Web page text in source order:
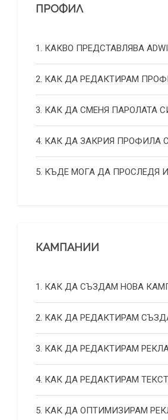
ПРОФИЛ
1. КАКВО ПРЕДСТАВЛЯВА
2. КАК ДА РЕДАКТИРАМ
3. КАК ДА СМЕНЯ ПАРОЛАТА
4. КАК ДА ЗАКРИЯ ПРОФИЛА
5. КЪДЕ МОГА ДА ПРОСЛЕДЯ
КАМПАНИИ
1. КАК ДА СЪЗДАМ НОВА
2. КАК ДА РЕДАКТИРАМ
3. КАК ДА РЕДАКТИРАМ
4. КАК ДА РЕДАКТИРАМ
5. КАК ДА ОПТИМИЗИРАМ